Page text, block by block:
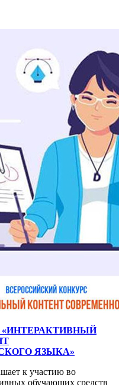
ЯЗЫКА»
к участию во
обучающих средств